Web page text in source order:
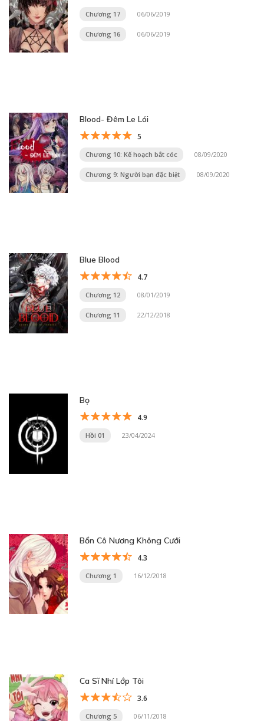
Chương 17 06/06/2019
Chương 16 06/06/2019
Blood- Đêm Le Lói
5
Chương 10: Kế hoạch bắt cóc 08/09/2020
Chương 9: Người bạn đặc biệt 08/09/2020
Blue Blood
4.7
Chương 12 08/01/2019
Chương 11 22/12/2018
Bọ
4.9
Hồi 01 23/04/2024
Bổn Cô Nương Không Cưới
4.3
Chương 1 16/12/2018
Ca Sĩ Nhí Lớp Tôi
3.6
Chương 5 06/11/2018